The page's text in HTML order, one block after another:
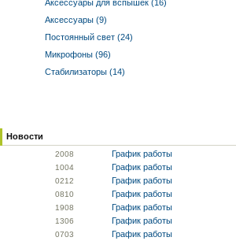
Аксессуары для вспышек (16)
Аксессуары (9)
Постоянный свет (24)
Микрофоны (96)
Стабилизаторы (14)
Новости
2008 График работы
1004 График работы
0212 График работы
0810 График работы
1908 График работы
1306 График работы
0703 График работы